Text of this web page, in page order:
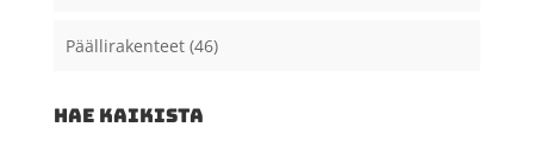
Päällirakenteet (46)
HAE KAIKISTA